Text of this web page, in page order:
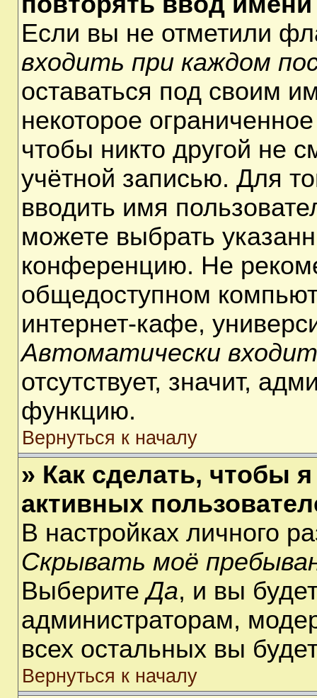
Если вы не отметили
входить при каждом
оставаться под своим
некоторое
чтобы никто другой не
учётной записью. Для
вводить имя
можете выбрать
конференцию. Не
общедоступном
интернет-кафе,
Автоматически
отсутствует, значит,
функцию.
Вернуться к началу
» Как сделать, чтобы
активных
В настройках личного
Скрывать моё
ВыберитеДа, и вы
администраторам,
всех остальных вы
Вернуться к началу